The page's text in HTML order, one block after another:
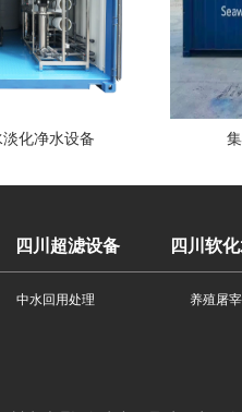
化净水设备
四川超滤设备 四川软
中水回用处理 养殖屠